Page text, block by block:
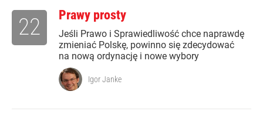
Prawy prosty
Jeśli Prawo i Sprawiedliwość chce naprawdę
zmieniać Polskę, powinno się zdecydować
na nową ordynację i nowe wybory
22
Igor Janke